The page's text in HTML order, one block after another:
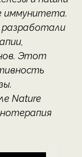
иммунитета.
разработали
Этот
Nature